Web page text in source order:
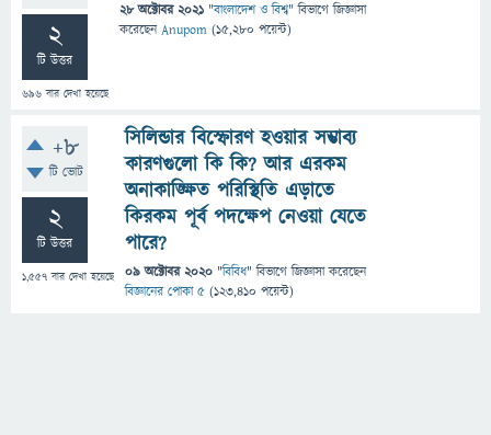
2
টি উত্তর
696 বার দেখা হয়েছে
28 অক্টোবর 2021 "বাংলাদেশ ও বিশ্ব" বিভাগে জিজ্ঞাসা
করেছেনAnupom (15,280 পয়েন্ট)
+8
টি ভোট
2
টি উত্তর
1,557 বার দেখা হয়েছে
সিলিন্ডার বিস্ফোরণ হওয়ার সম্ভাব্য
কারণগুলো কি কি? আর এরকম
অনাকাঙ্ক্ষিত পরিস্থিতি এড়াতে
কিরকম পূর্ব পদক্ষেপ নেওয়া যেতে
পারে?
09 অক্টোবর 2020 "বিবিধ" বিভাগে জিজ্ঞাসাকরেছেন
বিজ্ঞানের পোকা ৫ (123,410 পয়েন্ট)